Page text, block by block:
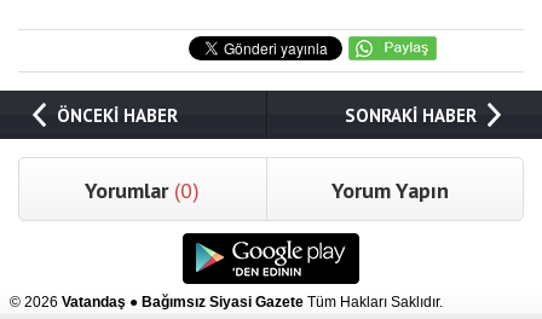
ÖNCEKİ HABER SONRAKİ HABER
Yorumlar (0) Yorum Yapın
© 2026 Vatandaş ● Bağımsız Siyasi Gazete Tüm Hakları Saklıdır.